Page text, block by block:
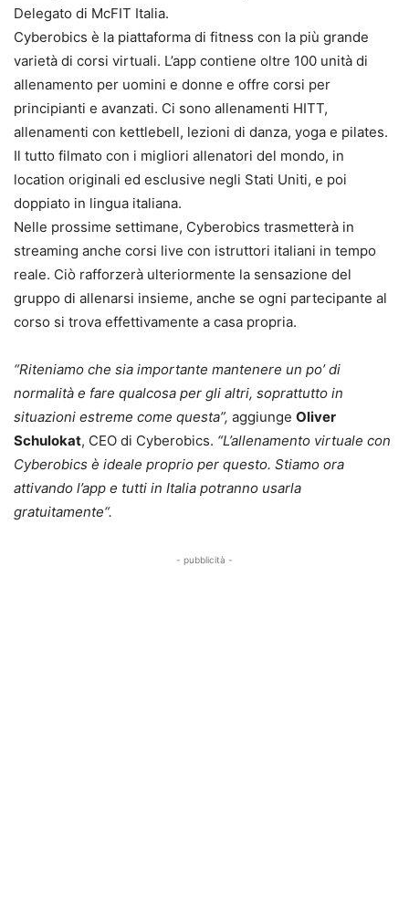
Delegato di McFIT Italia.
Cyberobics è la piattaforma di fitness con la più grande
varietà di corsi virtuali. L’app contiene oltre 100 unità di
allenamento per uomini e donne e offre corsi per
principianti e avanzati. Ci sono allenamenti HITT,
allenamenti con kettlebell, lezioni di danza, yoga e pilates.
Il tutto filmato con i migliori allenatori del mondo, in
location originali ed esclusive negli Stati Uniti, e poi
doppiato in lingua italiana.
Nelle prossime settimane, Cyberobics trasmetterà in
streaming anche corsi live con istruttori italiani in tempo
reale. Ciò rafforzerà ulteriormente la sensazione del
gruppo di allenarsi insieme, anche se ogni partecipante al
corso si trova effettivamente a casa propria.
“Riteniamo che sia importante mantenere un po’ di
normalità e fare qualcosa per gli altri, soprattutto in
situazioni estreme come questa”, aggiunge Oliver
Schulokat, CEO di Cyberobics. “L’allenamento virtuale con
Cyberobics è ideale proprio per questo. Stiamo ora
attivando l’app e tutti in Italia potranno usarla
gratuitamente“.
- pubblicità -